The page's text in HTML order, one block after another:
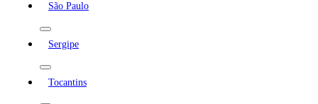
São Paulo
Sergipe
Tocantins